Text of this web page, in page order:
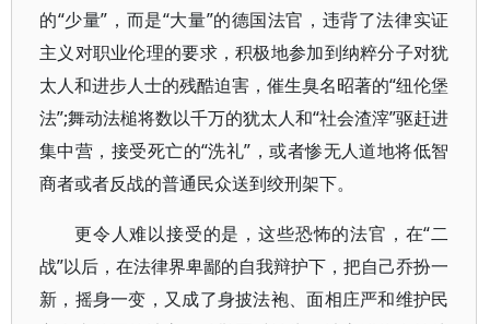
的“少量”，而是“大量”的德国法官，违背了法律实证
主义对职业伦理的要求，积极地参加到纳粹分子对犹
太人和进步人士的残酷迫害，催生臭名昭著的“纽伦堡
法”;舞动法槌将数以千万的犹太人和“社会渣滓”驱赶进
集中营，接受死亡的“洗礼”，或者惨无人道地将低智
商者或者反战的普通民众送到绞刑架下。
更令人难以接受的是，这些恐怖的法官，在“二
战”以后，在法律界卑鄙的自我辩护下，把自己乔扮一
新，摇身一变，又成了身披法袍、面相庄严和维护民